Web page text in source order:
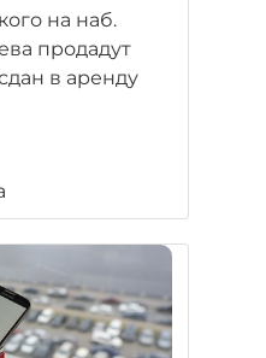
на наб.
продадут
в аренду